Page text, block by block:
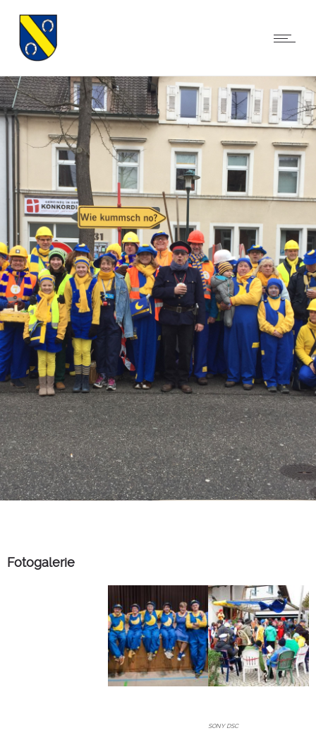
Fotogalerie
SONY DSC